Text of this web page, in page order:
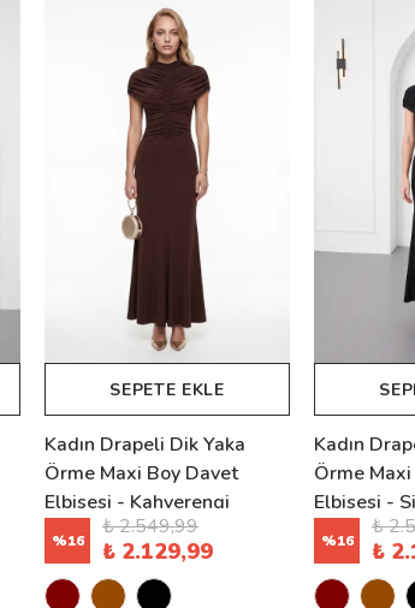
SEPETE EKLE
Kadın Drapeli Dik Yaka
Örme Maxi Boy Davet
Elbisesi - Kahverengi
%16
₺ 2.549,99
₺ 2.129,99
Kadın
Örme
Elbisesi -
%16
₺
₺